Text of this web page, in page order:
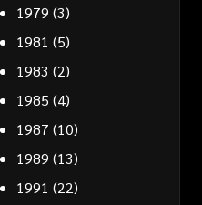
1979 (3)
1981 (5)
1983 (2)
1985 (4)
1987 (10)
1989 (13)
1991 (22)